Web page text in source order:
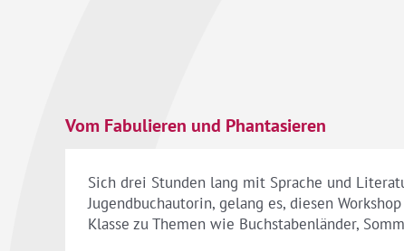
Vom Fabulieren und Phantasieren
Sich drei Stunden lang mit Sprache und
Jugendbuchautorin, gelang es, diesen
Klasse zu Themen wie Buchstabenländer,